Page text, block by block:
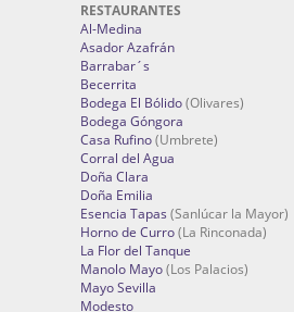
RESTAURANTES
Al-Medina
Asador Azafrán
Barrabar´s
Becerrita
Bodega El Bólido(Olivares)
Bodega Góngora
Casa Rufino(Umbrete)
Corral del Agua
Doña Clara
Doña Emilia
Esencia Tapas (Sanlúcar la Mayor)
Horno de Curro(La Rinconada)
La Flor del Tanque
Manolo Mayo(Los Palacios)
Mayo Sevilla
Modesto